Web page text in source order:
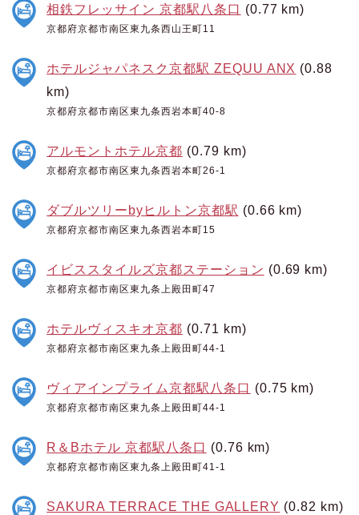
相鉄フレッサイン 京都駅八条口 (0.77 km)
京都府京都市南区東九条西山王町11
ホテルジャパネスク京都駅 ZEQUU ANX (0.88
km)
京都府京都市南区東九条西岩本町40-8
アルモントホテル京都 (0.79 km)
京都府京都市南区東九条西岩本町26-1
ダブルツリーbyヒルトン京都駅 (0.66 km)
京都府京都市南区東九条西岩本町15
イビススタイルズ京都ステーション (0.69 km)
京都府京都市南区東九条上殿田町47
ホテルヴィスキオ京都 (0.71 km)
京都府京都市南区東九条上殿田町44-1
ヴィアインプライム京都駅八条口 (0.75 km)
京都府京都市南区東九条上殿田町44-1
R＆Bホテル 京都駅八条口 (0.76 km)
京都府京都市南区東九条上殿田町41-1
SAKURA TERRACE THE GALLERY (0.82 km)